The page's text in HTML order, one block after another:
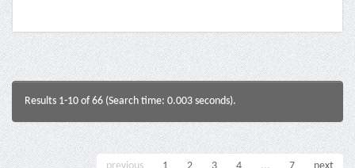
Results 1-10 of 66 (Search time: 0.003 seconds).